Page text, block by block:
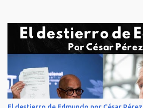
obliga a los líderes, a crear de forma
responsables para restituir la confianza de
las instituciones. El desmoronamiento
repercutir en la de los gobernantes, a
soledad. Un soplo de aliento fresco es la
relación sólida entre gobernantes y
base a la comunicación y la transparencia